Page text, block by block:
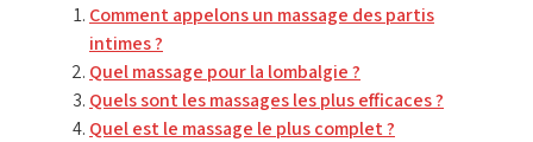
Comment appelons un massage des partis
intimes ?
Quel massage pour la lombalgie ?
Quels sont les massages les plus efficaces ?
Quel est le massage le plus complet ?